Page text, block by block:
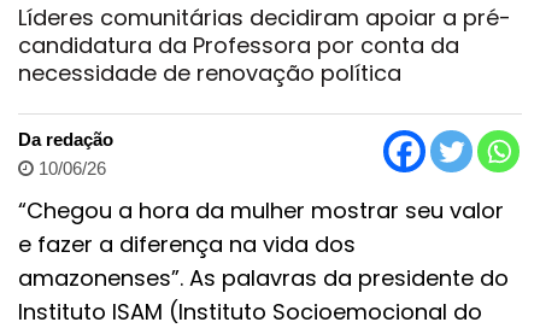
Líderes comunitárias decidiram apoiar a pré-
candidatura da Professora por conta da
necessidade de renovação política
Da redação
10/06/26
“Chegou a hora da mulher mostrar seu valor
e fazer a diferença na vida dos
amazonenses”. As palavras da presidente do
Instituto ISAM (Instituto Socioemocional do